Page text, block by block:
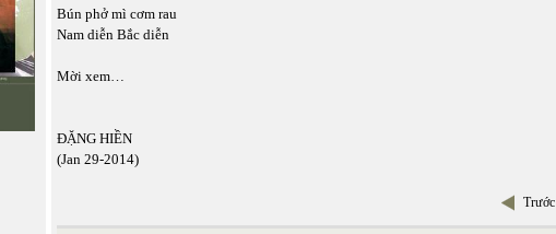
Bún phở mì cơm rau
Nam diễn Bắc diễn
Mời xem…
ĐẶNG HIỀN
(Jan 29-2014)
Trước